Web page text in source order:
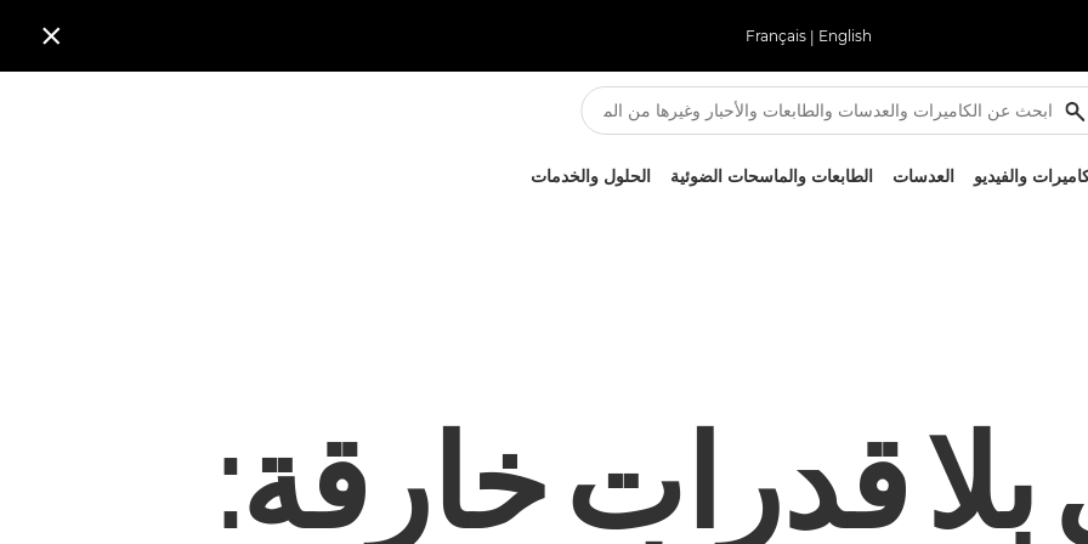
English
|
Français

والفيديو العدسات الطابعات والماسحات الضوئية الحلول والخدمات
قدرات خارقة: